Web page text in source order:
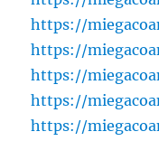
https://
https://
https://
https://
https://